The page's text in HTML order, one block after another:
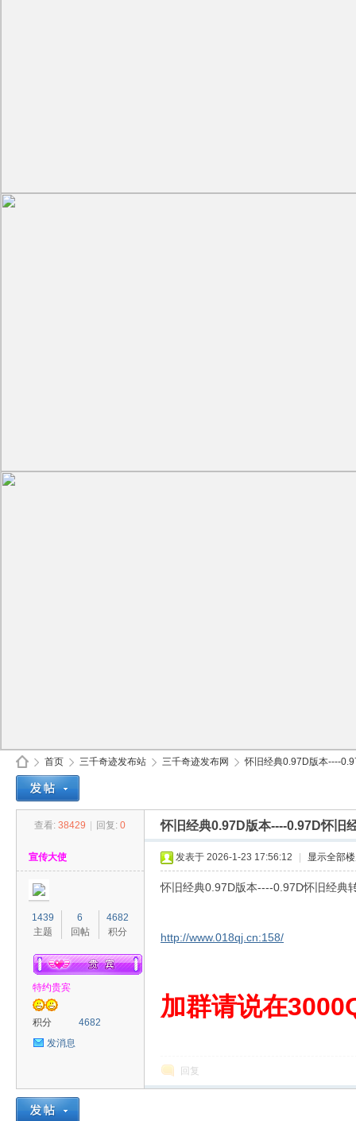
首页
›
三千奇迹发布站 三千奇迹发布网
›
怀旧经典0.97D版本----
查看: 38429 回复: 0 怀旧经典0.97D版本----0.97D怀旧
宣传大使
1439
主题
6
回帖
4682
积分
特约贵宾
积分
4682
发消息
发表于 2026-1-23 17:56:12 显示全部
怀旧经典0.97D版本----0.97D怀旧经典
http://www.018qj.cn:158/
加群请说在
回复